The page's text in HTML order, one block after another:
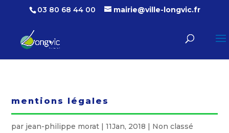
03 80 68 44 00 mairie@ville-longvic.fr
mentions légales
par jean-philippe morat |11Jan, 2018 | Non classé